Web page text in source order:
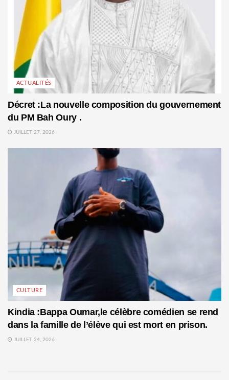
ACTUALITÉS
Décret :La nouvelle composition du gouvernement
du PM Bah Oury .
JUILLET 27, 2026
CULTURE
Kindia :Bappa Oumar,le célèbre comédien se rend
dans la famille de l’élève qui est mort en prison.
JUILLET 24, 2026